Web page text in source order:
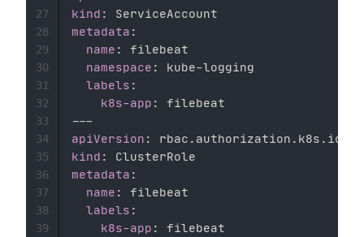
kind :
metadata :
name :
filebeat
namespace : kube-logging
labels :
k8s-app :
---
apiVersion :
kind :
metadata :
name :
filebeat
labels :
k8s-app :
27
28
29
30
31
32
33
34
35
36
37
38
39